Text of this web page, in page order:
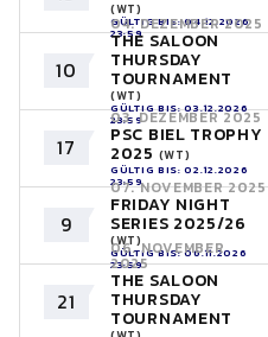
(WT)
GÜLTIG BIS: 04.12.2026
23:59
10
04. DEZEMBER 2025
THE SALOON
THURSDAY
TOURNAMENT
(WT)
GÜLTIG BIS: 03.12.2026
23:59
17
03. DEZEMBER 2025
PSC BIEL TROPHY
2025 (WT)
GÜLTIG BIS: 02.12.2026
23:59
9
07. NOVEMBER 2025
FRIDAY NIGHT
SERIES 2025/26
(WT)
GÜLTIG BIS: 06.11.2026
23:59
21
06. NOVEMBER
2025
THE SALOON
THURSDAY
TOURNAMENT